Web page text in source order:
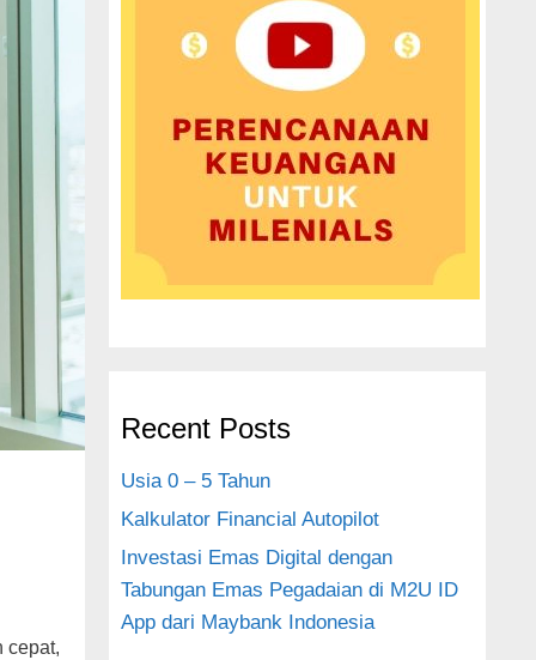
cepat,
Recent Posts
Usia 0 – 5 Tahun
Kalkulator Financial Autopilot
Investasi Emas Digital dengan
Tabungan Emas Pegadaian di M2U ID
App dari Maybank Indonesia